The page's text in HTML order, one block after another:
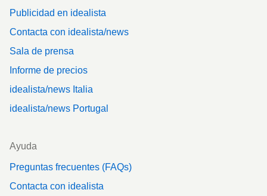
Publicidad en idealista
Contacta con idealista/news
Sala de prensa
Informe de precios
idealista/news Italia
idealista/news Portugal
Ayuda
Preguntas frecuentes (FAQs)
Contacta con idealista